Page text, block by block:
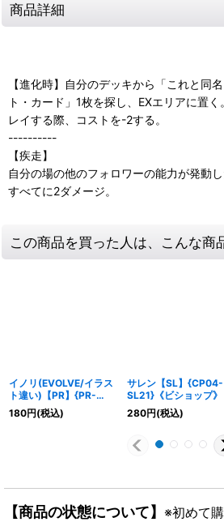
商品詳細
【進化時】自分のデッキから「これと同
ト・カード」1枚を探し、EXエリアに置
レイする際、コストを-2する。
----------
【疾走】
自分の場の他のフォロワーの能力が発動
すべてに2ダメージ。
この商品を買った人は、こんな商
イノリ(EVOLVE/イラス
ト違い)【PR】{PR-
498}《ドラゴン》
180円(税込)
サレン【SL】{CP04-
SL21}《ビショップ》
280円(税込)
【商品の状態について】 ※初めて